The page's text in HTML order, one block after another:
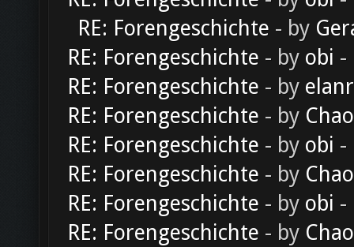
RE: Forengeschichte - by
RE: Forengeschichte - by obi -
RE: Forengeschichte - by
RE: Forengeschichte - by
RE: Forengeschichte - by obi -
RE: Forengeschichte - by
RE: Forengeschichte - by obi -
RE: Forengeschichte - by